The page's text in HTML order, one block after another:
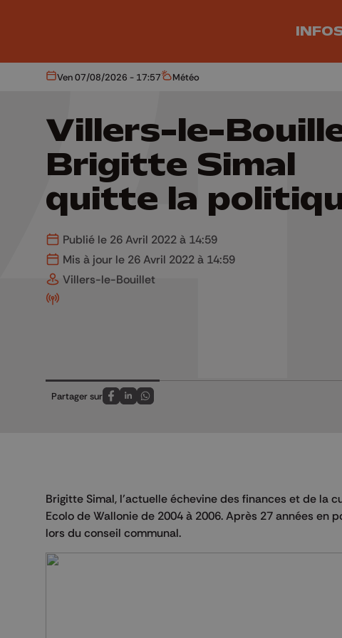
Aujourd'hui
Ven 07/08/2026 - 17:57 Météo
Météo
Villers-le-
Brigitte Simal
quitte la
Publié le 26 Avril 2022 à 14:59
Mis à jour le 26 Avril 2022 à 14:59
Villers-le-Bouillet
Partager sur
Partagez sur FaceBook
Partagez sur LinkedIn
Partagez sur Whatsapp
Brigitte Simal, l’actuelle échevine des finances et de
Ecolo de Wallonie de 2004 à 2006. Après 27 années en
lors du conseil communal.